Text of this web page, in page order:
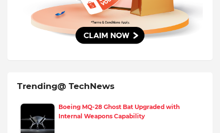
Trending@ TechNews
Boeing MQ-28 Ghost Bat Upgraded with
Internal Weapons Capability